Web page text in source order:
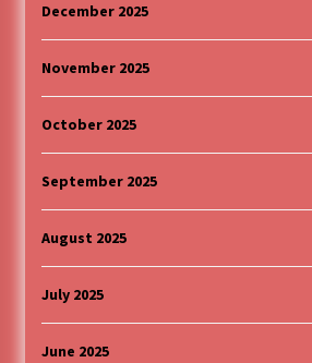
December 2025
November 2025
October 2025
September 2025
August 2025
July 2025
June 2025